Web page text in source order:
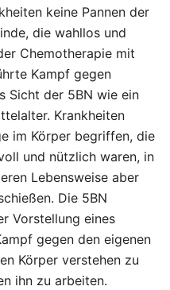
keine Pannen der
die wahllos und
Chemotherapie mit
Kampf gegen
Sicht der 5BN wie ein
Krankheiten
im Körper begriffen, die
und nützlich waren, in
Lebensweise aber
Die 5BN
Vorstellung eines
gegen den eigenen
Körper verstehen zu
ihn zu arbeiten.